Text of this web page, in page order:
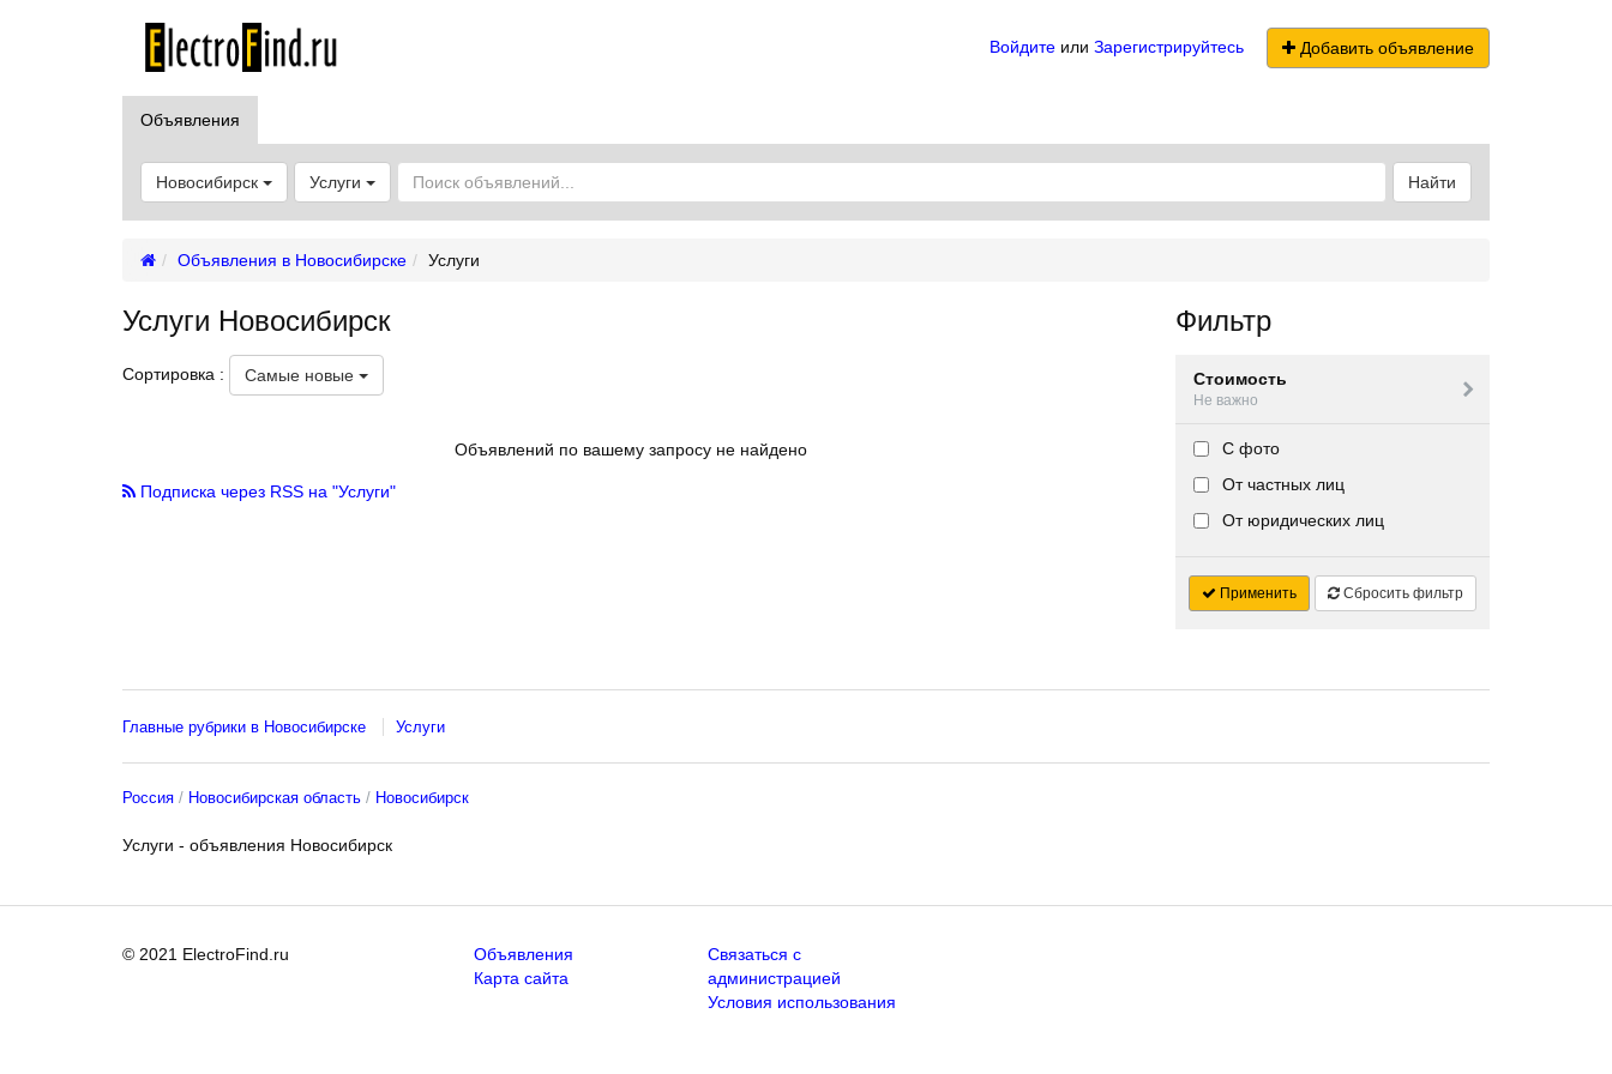
Войдите или Зарегистрируйтесь Добавить объявление
Объявления
Новосибирск Услуги Найти
Объявления в Новосибирске Услуги
Услуги Новосибирск
Сортировка : Самые новые
Объявлений по вашему запросу не найдено
Подписка через RSS на "Услуги"
Фильтр
Стоимость
Не важно
С фото
От частных лиц
От юридических лиц
Применить Сбросить фильтр
Главные рубрики в Новосибирске Услуги
Россия Новосибирская область Новосибирск
Услуги - объявления Новосибирск
© 2021 ElectroFind.ru
Объявления
Карта сайта
Связаться с
администрацией
Условия использования